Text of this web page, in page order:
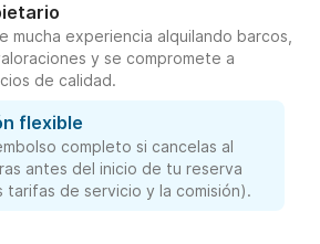
mucha experiencia alquilando barcos,
y se compromete a
de calidad.
flexible
completo si cancelas al
antes del inicio de tu reserva
tarifas de servicio y la comisión).